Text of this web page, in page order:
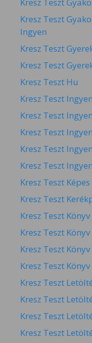
Kresz Teszt
Ingyen
Kresz Teszt
Kresz Teszt
Kresz Teszt Hu
Kresz Teszt Ingyen
Kresz Teszt
Kresz Teszt
Kresz Teszt
Kresz Teszt
Kresz Teszt
Kresz Teszt
Kresz Teszt Könyv
Kresz Teszt
Kresz Teszt
Kresz Teszt
Kresz Teszt
Kresz Teszt
Kresz Teszt
Kresz Teszt